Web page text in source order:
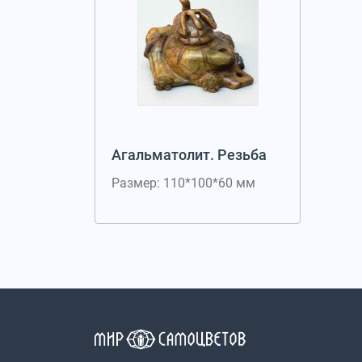
Агальматолит. Резьба
Размер: 110*100*60 мм